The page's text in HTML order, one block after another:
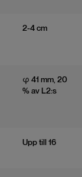
2-4 cm
φ 41 mm,20
% av L2:s
Upp till 16